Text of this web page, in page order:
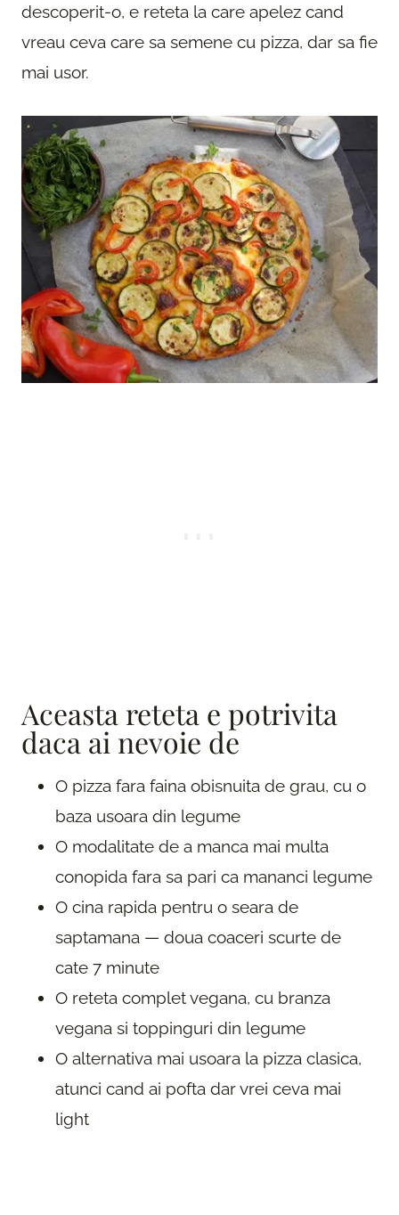
descoperit-o, e reteta la care apelez cand
vreau ceva care sa semene cu pizza, dar sa fie
mai usor.
Aceasta reteta e potrivita
daca ai nevoie de
O pizza fara faina obisnuita de grau, cu o
baza usoara din legume
O modalitate de a manca mai multa
conopida fara sa pari ca mananci legume
O cina rapida pentru o seara de
saptamana — doua coaceri scurte de
cate 7 minute
O reteta complet vegana, cu branza
vegana si toppinguri din legume
O alternativa mai usoara la pizza clasica,
atunci cand ai pofta dar vrei ceva mai
light